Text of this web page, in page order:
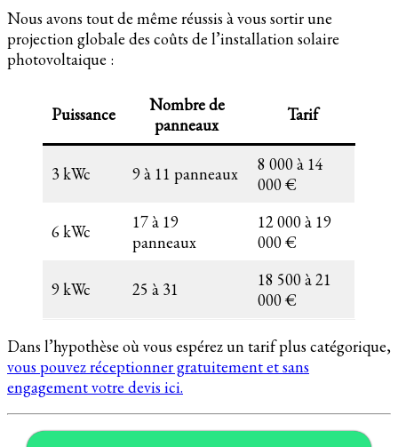
Nous avons tout de même réussis à vous sortir une
projection globale des coûts de l’installation solaire
photovoltaique :
Puissance
Nombre de
panneaux
Tarif
3 kWc 9 à 11 panneaux
8 000 à 14
000 €
6 kWc
17 à 19
panneaux
12 000 à 19
000 €
9 kWc 25 à 31
18 500 à 21
000 €
Dans l’hypothèse où vous espérez un tarif plus catégorique,
vous pouvez réceptionner gratuitement et sans
engagement votre devis ici.